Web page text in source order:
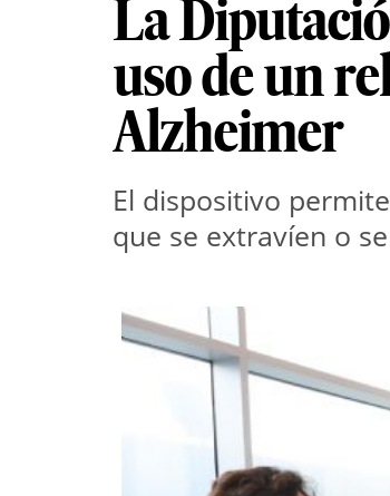
La
uso de un
Alzheimer
El dispositivo
que se extravíen o